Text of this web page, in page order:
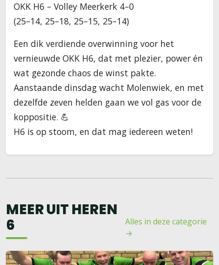
OKK H6 – Volley Meerkerk 4–0
(25–14, 25–18, 25–15, 25–14)
Een dik verdiende overwinning voor het
vernieuwde OKK H6, dat met plezier, power én
wat gezonde chaos de winst pakte.
Aanstaande dinsdag wacht Molenwiek, en met
dezelfde zeven helden gaan we vol gas voor de
koppositie. 💪
H6 is op stoom, en dat mag iedereen weten!
MEER UIT HEREN
6
Alles in deze categorie
→